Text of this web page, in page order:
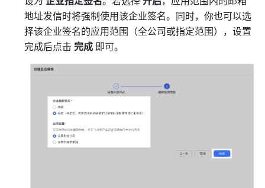
地址发信时将强制使用该企业签名。同时，你也可以选
择该企业签名的应用范围（全公司或指定范围），设置
完成后点击 完成 即可。